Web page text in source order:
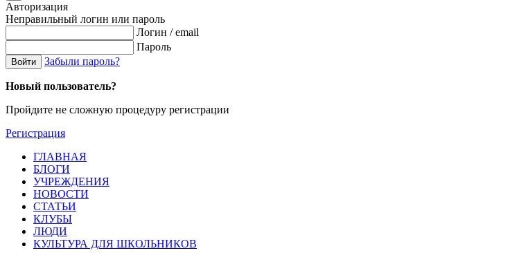
Авторизация
Неправильный логин или пароль
Логин / email
Пароль
Войти Забыли пароль?
Новый пользователь?
Пройдите не сложную процедуру регистрации
Регистрация
ГЛАВНАЯ
БЛОГИ
УЧРЕЖДЕНИЯ
НОВОСТИ
СТАТЬИ
КЛУБЫ
ЛЮДИ
КУЛЬТУРА ДЛЯ ШКОЛЬНИКОВ